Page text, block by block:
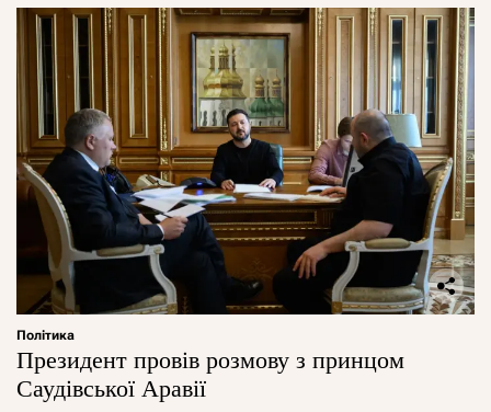
Політика
Президент провів розмову з принцом
Саудівської Аравії